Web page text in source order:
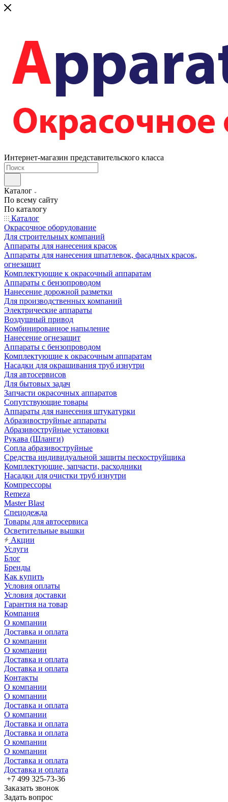
Интернет-магазин представительского класса
Каталог
По всему сайту
По каталогу
Каталог
Окрасочное оборудование
Для строительных компаний
Аппараты для нанесения красок
Аппараты для нанесения шпатлевок, фасадных красок,
огнезащит
Комплектующие к окрасочный аппаратам
Аппараты с бензопроводом
Нанесение дорожной разметки
Для производственных компаний
Электрические аппараты
Воздушный привод
Комбинированное напыление
Нанесение огнезащит
Аппараты с бензопроводом
Комплектующие к окрасочным аппаратам
Насадки для окрашивания труб изнутри
Для автосервисов
Для бытовых задач
Запчасти окрасочных аппаратов
Сопутствующие товары
Аппараты для нанесения штукатурки
Aбразивоструйные аппараты
Абразивоструйные установки
Рукава (Шланги)
Сопла абразивоструйные
Средства индивидуальной защиты пескоструйщика
Комплектующие, запчасти, расходники
Насадки для очистки труб изнутри
Компрессоры
Remeza
Master Blast
Спецодежда
Товары для автосервиса
Осветительные вышки
Акции
Услуги
Блог
Бренды
Как купить
Условия оплаты
Условия доставки
Гарантия на товар
Компания
О компании
Доставка и оплата
О компании
О компании
Доставка и оплата
Доставка и оплата
Контакты
О компании
О компании
Доставка и оплата
О компании
Доставка и оплата
Доставка и оплата
О компании
О компании
Доставка и оплата
Доставка и оплата
+7 499 325-73-36
Заказать звонок
Задать вопрос